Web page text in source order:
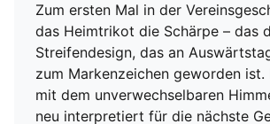
Zum ersten Mal in der
das Heimtrikot die Schärpe – das
Streifendesign, das an
zum Markenzeichen geworden ist.
mit dem unverwechselbaren
neu interpretiert für die nächste